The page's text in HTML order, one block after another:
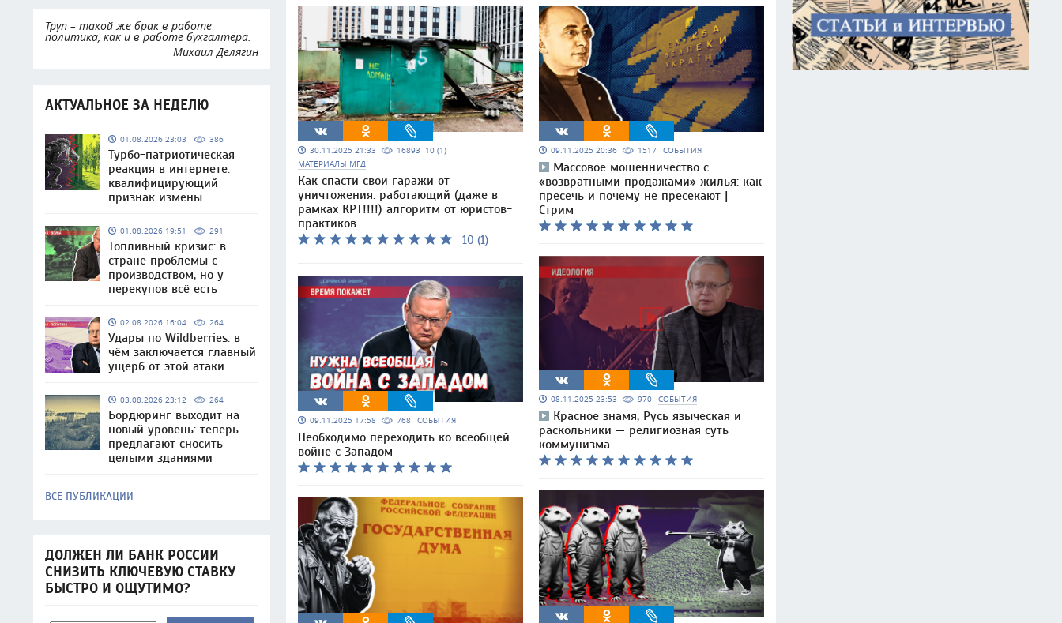
Труп – такой же брак в работе
политика, как и в работе бухгалтера.
Михаил Делягин
АКТУАЛЬНОЕ ЗА НЕДЕЛЮ
01.08.2026 23:03 386
Турбо-патриотическая
реакция в интернете:
квалифицирующий
признак измены
01.08.2026 19:51 291
Топливный кризис: в
стране проблемы с
производством, но у
перекупов всё есть
02.08.2026 16:04 264
Удары по Wildberries: в
чём заключается главный
ущерб от этой атаки
03.08.2026 23:12 264
Бордюринг выходит на
новый уровень: теперь
предлагают сносить
целыми зданиями
ВСЕ ПУБЛИКАЦИИ
ДОЛЖЕН ЛИ БАНК РОССИИ
СНИЗИТЬ КЛЮЧЕВУЮ СТАВКУ
БЫСТРО И ОЩУТИМО?
30.11.2025 21:33 16893 10 (1)
МАТЕРИАЛЫ МГД
Как спасти свои гаражи от
уничтожения: работающий (даже в
рамках КРТ!!!!) алгоритм от юристов-
практиков
10 (1)
09.11.2025 17:58 768 СОБЫТИЯ
Необходимо переходить ко всеобщей
войне с Западом
09.11.2025 20:36 1517 СОБЫТИЯ
Массовое мошенничество с
«возвратными продажами» жилья: как
пресечь и почему не пресекают |
Стрим
08.11.2025 23:53 970 СОБЫТИЯ
Красное знамя, Русь языческая и
раскольники — религиозная суть
коммунизма